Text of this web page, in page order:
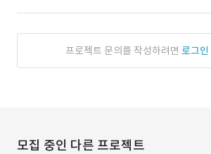
프로젝트 문의를 작성하려면 로그인
모집 중인 다른 프로젝트